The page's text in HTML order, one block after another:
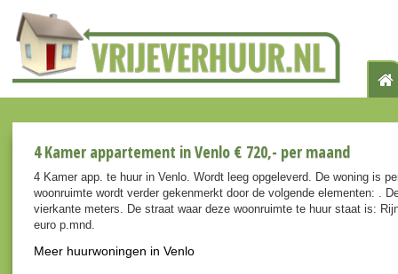
4 Kamer appartement in Venlo € 720,- per maand
4 Kamer app. te huur in Venlo. Wordt leeg opgeleverd. De woning is
woonruimte wordt verder gekenmerkt door de volgende elementen: .
vierkante meters. De straat waar deze woonruimte te huur staat is:
euro p.mnd.
Meer huurwoningen in Venlo